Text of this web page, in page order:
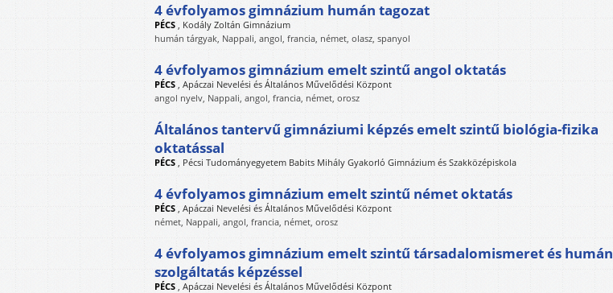
4 évfolyamos gimnázium humán tagozat
PÉCS , Kodály Zoltán Gimnázium
humán tárgyak, Nappali, angol, francia, német, olasz, spanyol
4 évfolyamos gimnázium emelt szintű angol oktatás
PÉCS , Apáczai Nevelési és Általános Művelődési Központ
angol nyelv, Nappali, angol, francia, német, orosz
Általános tantervű gimnáziumi képzés emelt szintű biológia-fizika
oktatással
PÉCS , Pécsi Tudományegyetem Babits Mihály Gyakorló Gimnázium és Szakközépiskola
4 évfolyamos gimnázium emelt szintű német oktatás
PÉCS , Apáczai Nevelési és Általános Művelődési Központ
német, Nappali, angol, francia, német, orosz
4 évfolyamos gimnázium emelt szintű társadalomismeret és humán
szolgáltatás képzéssel
PÉCS , Apáczai Nevelési és Általános Művelődési Központ